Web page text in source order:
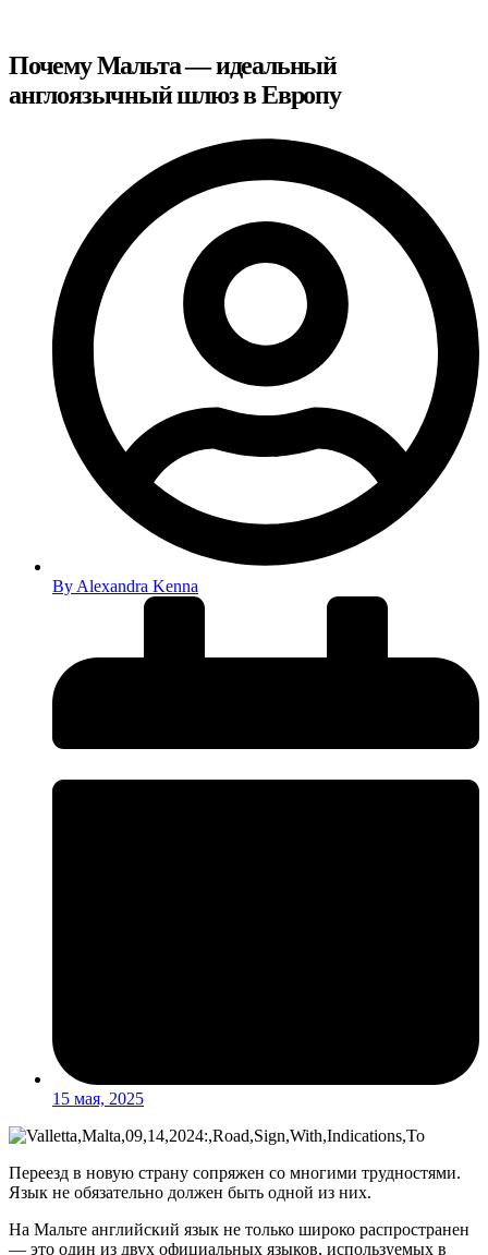
Почему Мальта — идеальный
англоязычный шлюз в Европу
By Alexandra Kenna
15 мая, 2025
Переезд в новую страну сопряжен со многими трудностями.
Язык не обязательно должен быть одной из них.
На Мальте английский язык не только широко распространен
— это один из двух официальных языков, используемых в